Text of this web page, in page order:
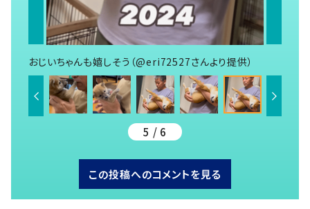
おじいちゃんも嬉しそう（@eri72527さんより提供）
5 / 6
この投稿へのコメントを見る